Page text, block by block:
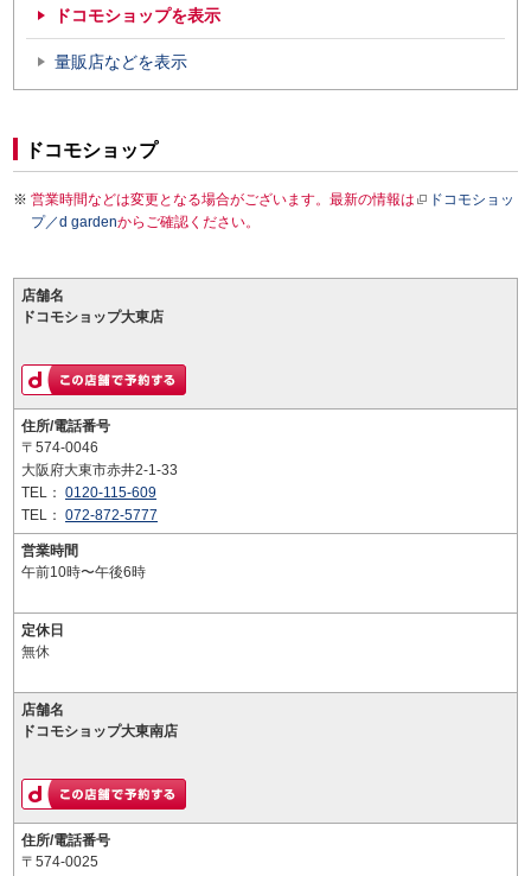
ドコモショップを表示
量販店などを表示
ドコモショップ
営業時間などは変更となる場合がございます。最新の情報は
ドコモショッ
プ／d gardenからご確認ください。
店舗名
ドコモショップ大東店
住所/電話番号
〒574-0046
大阪府大東市赤井2-1-33
TEL： 0120-115-609
TEL： 072-872-5777
営業時間
午前10時〜午後6時
定休日
無休
店舗名
ドコモショップ大東南店
住所/電話番号
〒574-0025